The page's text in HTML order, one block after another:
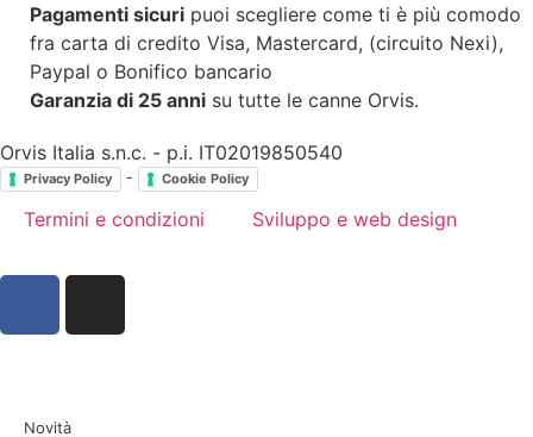
Pagamenti sicuri puoi scegliere come ti è più comodo
fra carta di credito Visa, Mastercard, (circuito Nexi),
Paypal o Bonifico bancario
Garanzia di 25 anni su tutte le canne Orvis.
Orvis Italia s.n.c. - p.i. IT02019850540
Privacy Policy - Cookie Policy
Termini e condizioni Sviluppo e web design
Novità